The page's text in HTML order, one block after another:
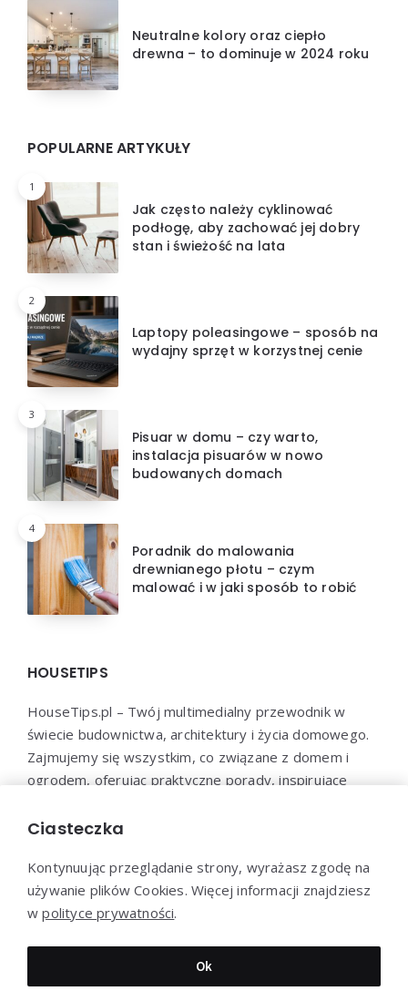
Neutralne kolory oraz ciepło
drewna – to dominuje w 2024 roku
POPULARNE ARTYKUŁY
1
Jak często należy cyklinować
podłogę, aby zachować jej dobry
stan i świeżość na lata
2
Laptopy poleasingowe – sposób na
wydajny sprzęt w korzystnej cenie
3
Pisuar w domu – czy warto,
instalacja pisuarów w nowo
budowanych domach
4
Poradnik do malowania
drewnianego płotu – czym
malować i w jaki sposób to robić
HOUSETIPS
HouseTips.pl – Twój multimedialny przewodnik w
świecie budownictwa, architektury i życia domowego.
Zajmujemy się wszystkim, co związane z domem i
ogrodem, oferując praktyczne porady, inspirujące
konsultacje. HouseTips.pl to miejsce, gdzie marzenia o
Dziękujemy za wizytę - HouseTips.pl © 2023
Ciasteczka
Kontynuując przeglądanie strony, wyrażasz zgodę na
używanie plików Cookies. Więcej informacji znajdziesz
wpolityce prywatności.
Ok